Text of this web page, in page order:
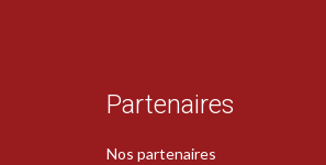
Partenaires
Nos partenaires